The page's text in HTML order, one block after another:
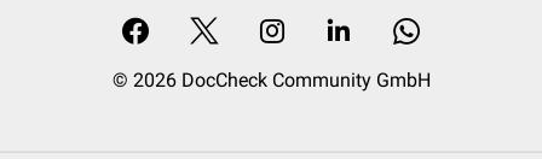
© 2026 DocCheck Community GmbH